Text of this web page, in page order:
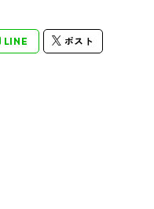
LINE ポスト